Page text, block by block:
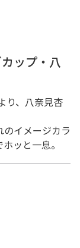
ップ・八
り、八奈見杏
イメージカラ
ッと一息。